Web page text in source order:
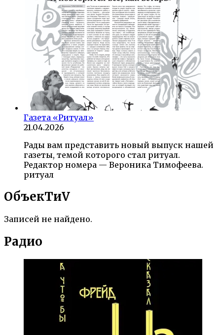
Газета «Ритуал»
21.04.2026
Рады вам представить новый выпуск нашей
газеты, темой которого стал ритуал.
Редактор номера — Вероника Тимофеева.
ритуал
ОбъекTиV
Записей не найдено.
Радио